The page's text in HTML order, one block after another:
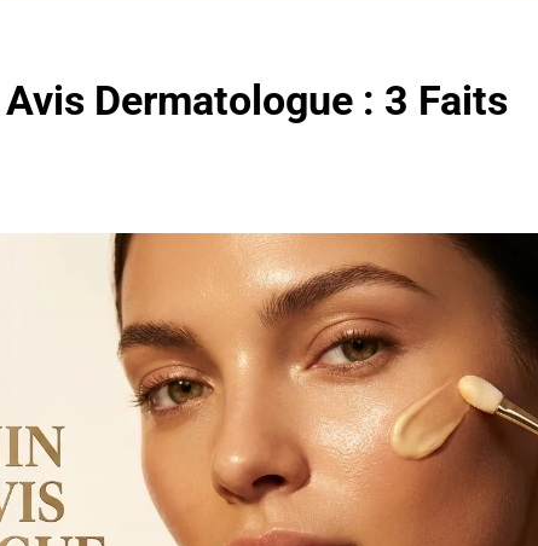
Dermatologue : 3 Faits